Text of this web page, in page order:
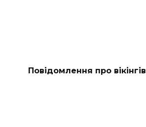
Повідомлення про вікінгів